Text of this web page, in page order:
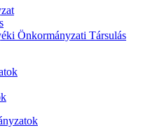
Önkormányzati Társulás